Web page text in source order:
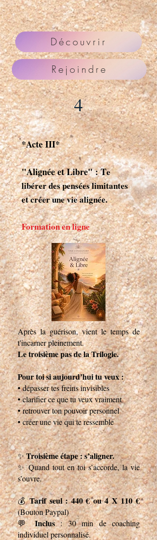
Découvrir
Rejoindre
4
*Acte III*
"Alignée et Libre" : Te
libérer des pensées limitantes
et créer une vie alignée.
Formation en ligne
Après la guérison, vient le temps de
t'incarner pleinement.
Le troisième pas de la Trilogie.
Pour toi si aujourd’hui tu veux :
• dépasser tes freins invisibles
• clarifier ce que tu veux vraiment
• retrouver ton pouvoir personnel
• créer une vie qui te ressemble
✨Troisième étape : s’aligner.
✨Quand tout en toi s’accorde, la vie
s’ouvre.
💰Tarif seul : 440 € ou 4 X 110 €
(Bouton Paypal)
💬Inclus: 30 min de coaching
individuel personnalisé.